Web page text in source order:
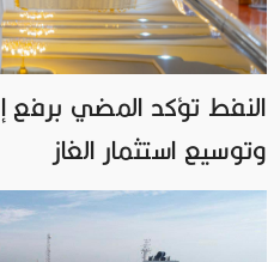
النفط تؤكد المضي برفع
وتوسيع استثمار الغاز